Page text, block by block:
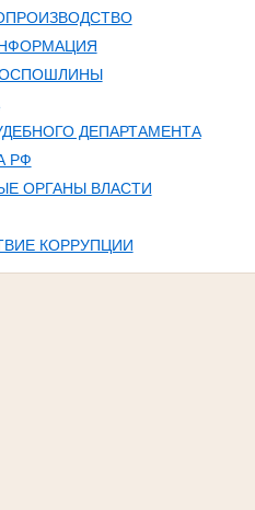
ДЕПАРТАМЕНТА
РФ
ОРГАНЫ ВЛАСТИ
КОРРУПЦИИ